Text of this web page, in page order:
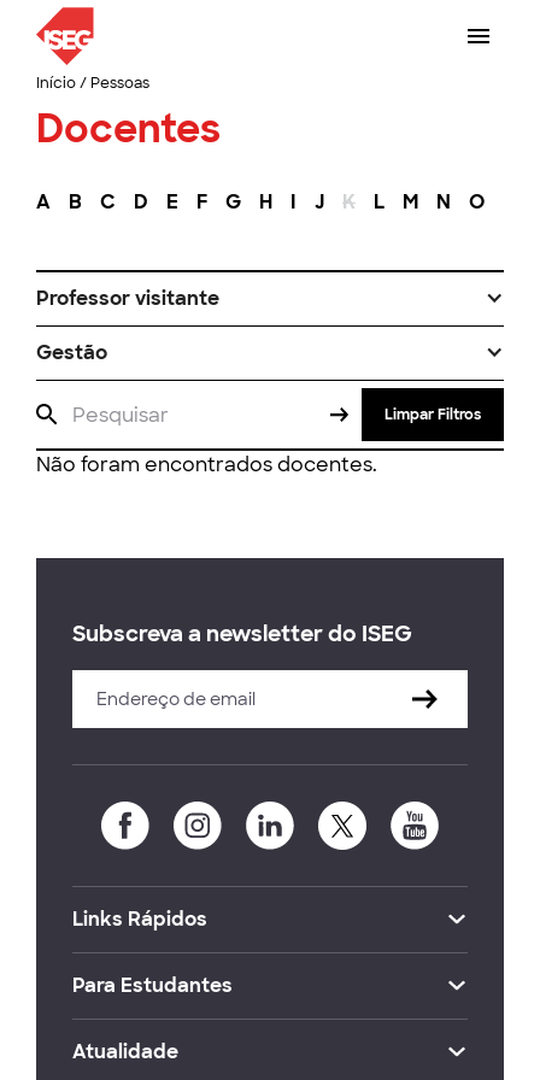
Início/ Pessoas
Docentes
A B C D E F G H I J K L M N O
Professor visitante
Gestão
Limpar Filtros
Não foram encontrados docentes.
Subscreva a newsletter do ISEG
Links Rápidos
Para Estudantes
Atualidade